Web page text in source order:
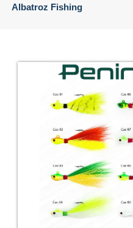
Albatroz Fishing